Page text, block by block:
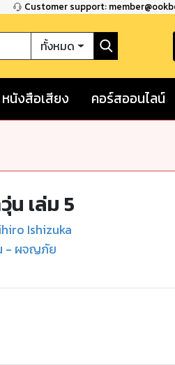
Customer support:
ทั้งหมด
หนังสือเสียง คอร์สออนไลน์
น เล่ม 5
Ishizuka
- ผจญภัย